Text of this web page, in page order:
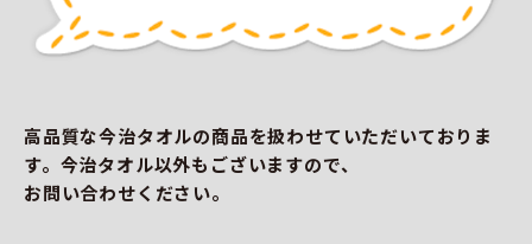
高品質な今治タオルの商品を扱わせていただいておりま
す。今治タオル以外もございますので、
お問い合わせください。